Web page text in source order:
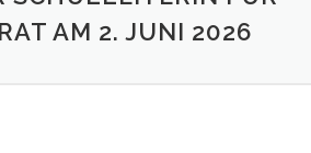
AM 2. JUNI 2026